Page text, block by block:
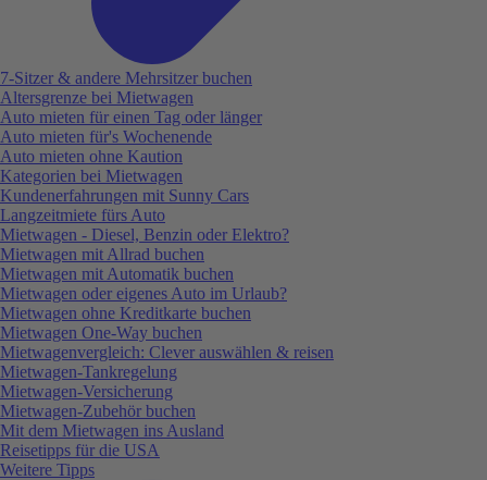
7-Sitzer & andere Mehrsitzer buchen
Altersgrenze bei Mietwagen
Auto mieten für einen Tag oder länger
Auto mieten für's Wochenende
Auto mieten ohne Kaution
Kategorien bei Mietwagen
Kundenerfahrungen mit Sunny Cars
Langzeitmiete fürs Auto
Mietwagen - Diesel, Benzin oder Elektro?
Mietwagen mit Allrad buchen
Mietwagen mit Automatik buchen
Mietwagen oder eigenes Auto im Urlaub?
Mietwagen ohne Kreditkarte buchen
Mietwagen One-Way buchen
Mietwagenvergleich: Clever auswählen & reisen
Mietwagen-Tankregelung
Mietwagen-Versicherung
Mietwagen-Zubehör buchen
Mit dem Mietwagen ins Ausland
Reisetipps für die USA
Weitere Tipps